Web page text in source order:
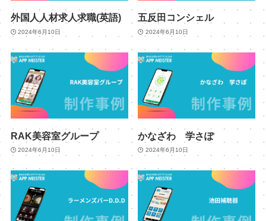
外国人人材求人求職(英語)
2024年6月10日
五反田コンシェル
2024年6月10日
RAK美容室グループ
2024年6月10日
かなざわ 学さぽ
2024年6月10日